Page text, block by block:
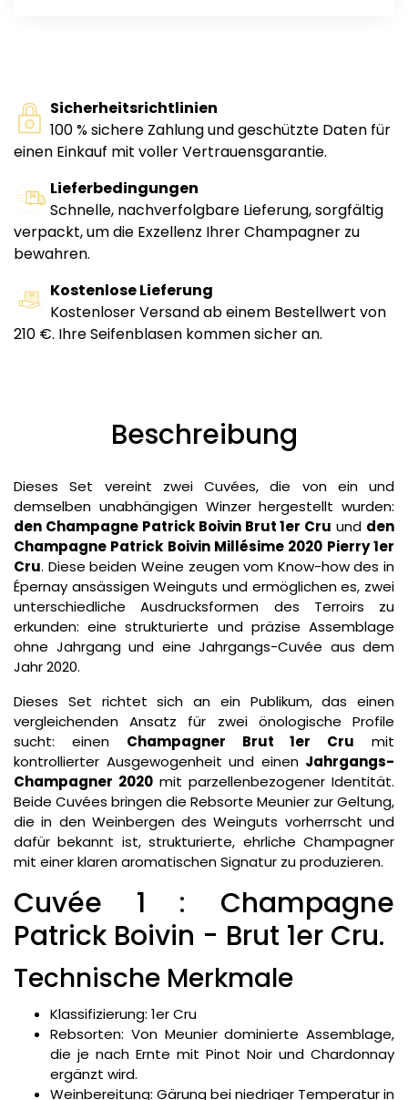
Sicherheitsrichtlinien
100 % sichere Zahlung und geschützte Daten für
einen Einkauf mit voller Vertrauensgarantie.
Lieferbedingungen
Schnelle, nachverfolgbare Lieferung, sorgfältig
verpackt, um die Exzellenz Ihrer Champagner zu
bewahren.
Kostenlose Lieferung
Kostenloser Versand ab einem Bestellwert von
210 €. Ihre Seifenblasen kommen sicher an.
Beschreibung
Dieses Set vereint zwei Cuvées, die von ein und
demselben unabhängigen Winzer hergestellt wurden:
den Champagne Patrick Boivin Brut 1er Cru und den
Champagne Patrick Boivin Millésime 2020 Pierry 1er
Cru. Diese beiden Weine zeugen vom Know-how des in
Épernay ansässigen Weinguts und ermöglichen es, zwei
unterschiedliche Ausdrucksformen des Terroirs zu
erkunden: eine strukturierte und präzise Assemblage
ohne Jahrgang und eine Jahrgangs-Cuvée aus dem
Jahr 2020.
Dieses Set richtet sich an ein Publikum, das einen
vergleichenden Ansatz für zwei önologische Profile
sucht: einen Champagner Brut 1er Cru mit
kontrollierter Ausgewogenheit und einen Jahrgangs-
Champagner 2020 mit parzellenbezogener Identität.
Beide Cuvées bringen die Rebsorte Meunier zur Geltung,
die in den Weinbergen des Weinguts vorherrscht und
dafür bekannt ist, strukturierte, ehrliche Champagner
mit einer klaren aromatischen Signatur zu produzieren.
Cuvée 1 : Champagne
Patrick Boivin - Brut 1er Cru.
Technische Merkmale
Klassifizierung: 1er Cru
Rebsorten: Von Meunier dominierte Assemblage,
die je nach Ernte mit Pinot Noir und Chardonnay
ergänzt wird.
Weinbereitung: Gärung bei niedriger Temperatur in